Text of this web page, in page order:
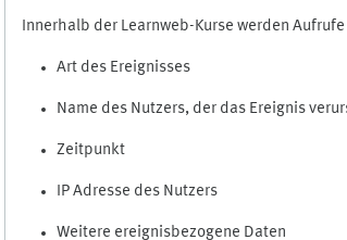
Innerhalb der Learnweb-Kurse werden
Art des Ereignisses
Name des Nutzers, der das Ereignis
Zeitpunkt
IP Adresse des Nutzers
Weitere ereignisbezogene Daten